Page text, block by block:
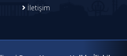
İletişim